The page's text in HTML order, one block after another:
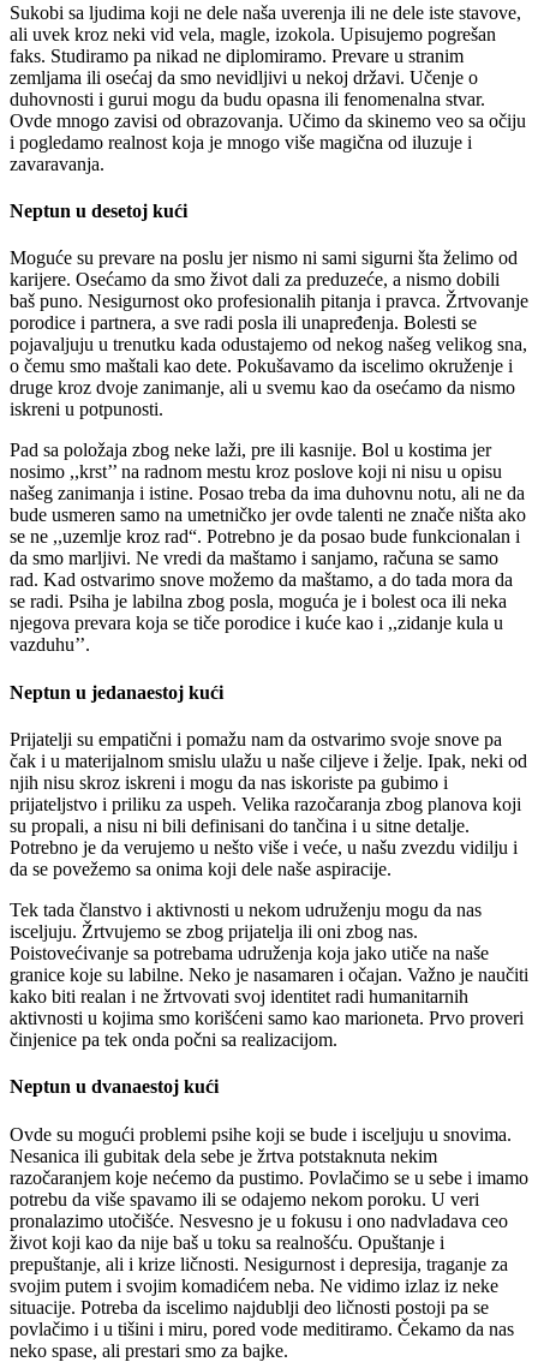
Sukobi sa ljudima koji ne dele naša uverenja ili ne dele iste stavove,
ali uvek kroz neki vid vela, magle, izokola. Upisujemo pogrešan
faks. Studiramo pa nikad ne diplomiramo. Prevare u stranim
zemljama ili osećaj da smo nevidljivi u nekoj državi. Učenje o
duhovnosti i gurui mogu da budu opasna ili fenomenalna stvar.
Ovde mnogo zavisi od obrazovanja. Učimo da skinemo veo sa očiju
i pogledamo realnost koja je mnogo više magična od iluzuje i
zavaravanja.
Neptun u desetoj kući
Moguće su prevare na poslu jer nismo ni sami sigurni šta želimo od
karijere. Osećamo da smo život dali za preduzeće, a nismo dobili
baš puno. Nesigurnost oko profesionalih pitanja i pravca. Žrtvovanje
porodice i partnera, a sve radi posla ili unapređenja. Bolesti se
pojavaljuju u trenutku kada odustajemo od nekog našeg velikog sna,
o čemu smo maštali kao dete. Pokušavamo da iscelimo okruženje i
druge kroz dvoje zanimanje, ali u svemu kao da osećamo da nismo
iskreni u potpunosti.
Pad sa položaja zbog neke laži, pre ili kasnije. Bol u kostima jer
nosimo ,,krst’’ na radnom mestu kroz poslove koji ni nisu u opisu
našeg zanimanja i istine. Posao treba da ima duhovnu notu, ali ne da
bude usmeren samo na umetničko jer ovde talenti ne znače ništa ako
se ne ,,uzemlje kroz rad“. Potrebno je da posao bude funkcionalan i
da smo marljivi. Ne vredi da maštamo i sanjamo, računa se samo
rad. Kad ostvarimo snove možemo da maštamo, a do tada mora da
se radi. Psiha je labilna zbog posla, moguća je i bolest oca ili neka
njegova prevara koja se tiče porodice i kuće kao i ,,zidanje kula u
vazduhu’’.
Neptun u jedanaestoj kući
Prijatelji su empatični i pomažu nam da ostvarimo svoje snove pa
čak i u materijalnom smislu ulažu u naše ciljeve i želje. Ipak, neki od
njih nisu skroz iskreni i mogu da nas iskoriste pa gubimo i
prijateljstvo i priliku za uspeh. Velika razočaranja zbog planova koji
su propali, a nisu ni bili definisani do tančina i u sitne detalje.
Potrebno je da verujemo u nešto više i veće, u našu zvezdu vidilju i
da se povežemo sa onima koji dele naše aspiracije.
Tek tada članstvo i aktivnosti u nekom udruženju mogu da nas
isceljuju. Žrtvujemo se zbog prijatelja ili oni zbog nas.
Poistovećivanje sa potrebama udruženja koja jako utiče na naše
granice koje su labilne. Neko je nasamaren i očajan. Važno je naučiti
kako biti realan i ne žrtvovati svoj identitet radi humanitarnih
aktivnosti u kojima smo korišćeni samo kao marioneta. Prvo proveri
činjenice pa tek onda počni sa realizacijom.
Neptun u dvanaestoj kući
Ovde su mogući problemi psihe koji se bude i isceljuju u snovima.
Nesanica ili gubitak dela sebe je žrtva potstaknuta nekim
razočaranjem koje nećemo da pustimo. Povlačimo se u sebe i imamo
potrebu da više spavamo ili se odajemo nekom poroku. U veri
pronalazimo utočišće. Nesvesno je u fokusu i ono nadvladava ceo
život koji kao da nije baš u toku sa realnošću. Opuštanje i
prepuštanje, ali i krize ličnosti. Nesigurnost i depresija, traganje za
svojim putem i svojim komadićem neba. Ne vidimo izlaz iz neke
situacije. Potreba da iscelimo najdublji deo ličnosti postoji pa se
povlačimo i u tišini i miru, pored vode meditiramo. Čekamo da nas
neko spase, ali prestari smo za bajke.